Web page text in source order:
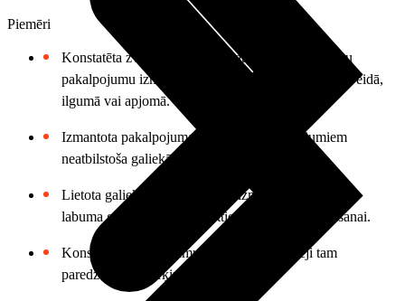
Piemēri
Konstatēta zvanu, ziņojumu, datu pārraides vai citu
pakalpojumu izmantošana lietotājiem neraksturīgā veidā,
ilgumā vai apjomā.
Izmantota pakalpojuma saņemšanas nosacījumiem
neatbilstoša galiekārta.
Lietota galiekārta, kas iepriekš izmantota nelabticīgi
labuma gūšanai vai citu prettiesisku darbību veikšanai.
Konstatēta pakalpojumu izmantošana pretēji tam
paredzētajam mērķim un/vai veidam.